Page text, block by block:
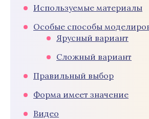
Используемые материалы
Особые способы
Ярусный вариант
Сложный вариант
Правильный выбор
Форма имеет значение
Видео